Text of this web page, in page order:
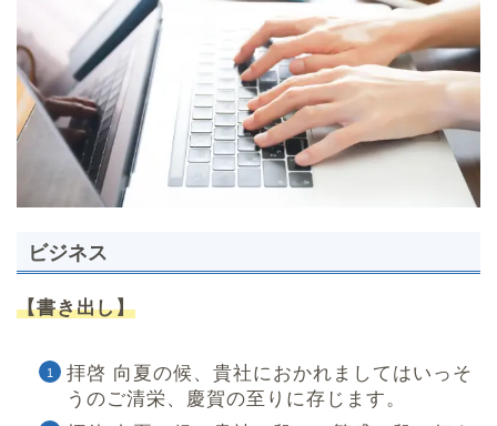
ビジネス
【書き出し】
拝啓 向夏の候、貴社におかれましてはいっそ
うのご清栄、慶賀の至りに存じます。